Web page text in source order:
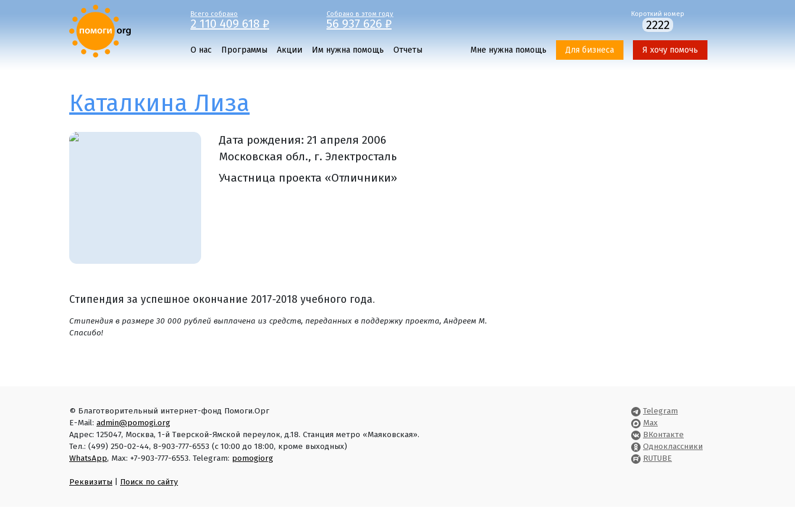
Всего собрано
2 110 409 618 ₽
Собрано в этом году
56 937 626 ₽
Короткий номер
2222
О нас Программы Акции Им нужна помощь Отчеты Мне нужна помощь Для бизнеса Я хочу помочь
Каталкина Лиза
Дата рождения:21 апреля 2006
Московская обл., г. Электросталь
Участница проекта «Отличники»
Стипендия за успешное окончание 2017-2018 учебного года.
Стипендия в размере 30 000 рублей выплачена из средств, переданных в поддержку проекта, Андреем М.
Спасибо!
© Благотворительный интернет-фонд Помоги.Орг
E-Mail: admin@pomogi.org
Адрес: 125047, Москва, 1-й Тверской-Ямской переулок, д.18. Станция метро «Маяковская».
Тел.: (499) 250-02-44, 8-903-777-6553 (с 10:00 до 18:00, кроме выходных)
WhatsApp, Max: +7-903-777-6553. Telegram: pomogiorg
Реквизиты Поиск по сайту
Telegram
Max
ВКонтакте
Одноклассники
RUTUBE